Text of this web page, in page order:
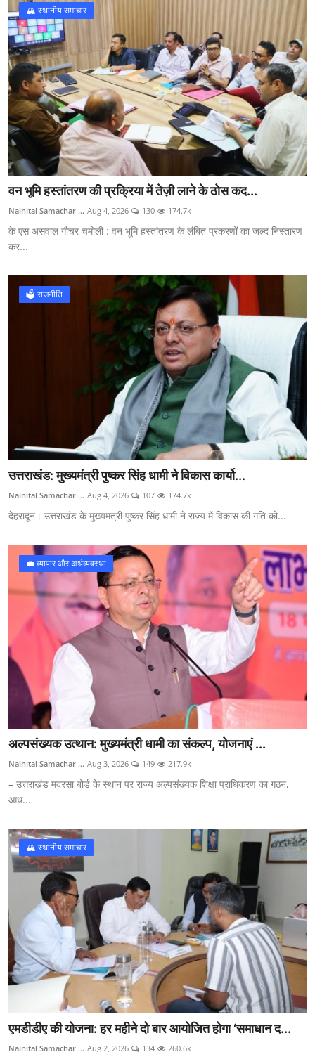
🏔️ स्थानीय समाचार
वन भूमि हस्तांतरण की प्रक्रिया में तेज़ी लाने के ठोस कद...
Nainital Samachar ... Aug 4, 2026 130 174.7k
के एस असवाल गौचर चमोली : वन भूमि हस्तांतरण के लंबित प्रकरणों का जल्द निस्तारण
कर...
🗳️ राजनीति
उत्तराखंड: मुख्यमंत्री पुष्कर सिंह धामी ने विकास कार्यो...
Nainital Samachar ... Aug 4, 2026 107 174.7k
देहरादून। उत्तराखंड के मुख्यमंत्री पुष्कर सिंह धामी ने राज्य में विकास की गति को...
💼 व्यापार और अर्थव्यवस्था
अल्पसंख्यक उत्थान: मुख्यमंत्री धामी का संकल्प, योजनाएं ...
Nainital Samachar ... Aug 3, 2026 149 217.9k
– उत्तराखंड मदरसा बोर्ड के स्थान पर राज्य अल्पसंख्यक शिक्षा प्राधिकरण का गठन,
आध...
🏔️ स्थानीय समाचार
एमडीडीए की योजना: हर महीने दो बार आयोजित होगा ‘समाधान द...
Nainital Samachar ... Aug 2, 2026 134 260.6k